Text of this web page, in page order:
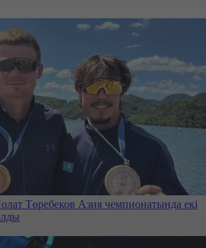
Төребеков Азия чемпионатында екі